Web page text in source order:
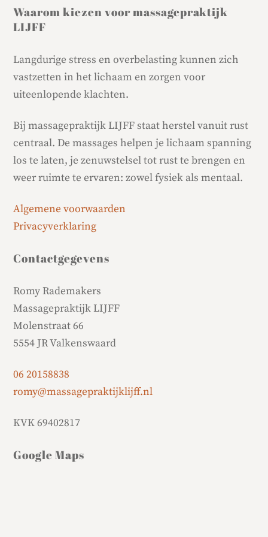
Waarom kiezen voor massagepraktijk
LIJFF
Langdurige stress en overbelasting kunnen zich
vastzetten in het lichaam en zorgen voor
uiteenlopende klachten.
Bij massagepraktijk LIJFF staat herstel vanuit rust
centraal. De massages helpen je lichaam spanning
los te laten, je zenuwstelsel tot rust te brengen en
weer ruimte te ervaren: zowel fysiek als mentaal.
Algemene voorwaarden
Privacyverklaring
Contactgegevens
Romy Rademakers
Massagepraktijk LIJFF
Molenstraat 66
5554 JR Valkenswaard
06 20158838
romy@massagepraktijklijff.nl
KVK 69402817
Google Maps